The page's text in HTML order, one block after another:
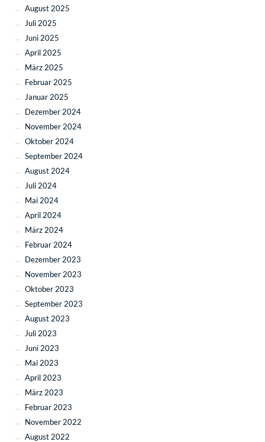
August 2025
Juli 2025
Juni 2025
April 2025
März 2025
Februar 2025
Januar 2025
Dezember 2024
November 2024
Oktober 2024
September 2024
August 2024
Juli 2024
Mai 2024
April 2024
März 2024
Februar 2024
Dezember 2023
November 2023
Oktober 2023
September 2023
August 2023
Juli 2023
Juni 2023
Mai 2023
April 2023
März 2023
Februar 2023
November 2022
August 2022